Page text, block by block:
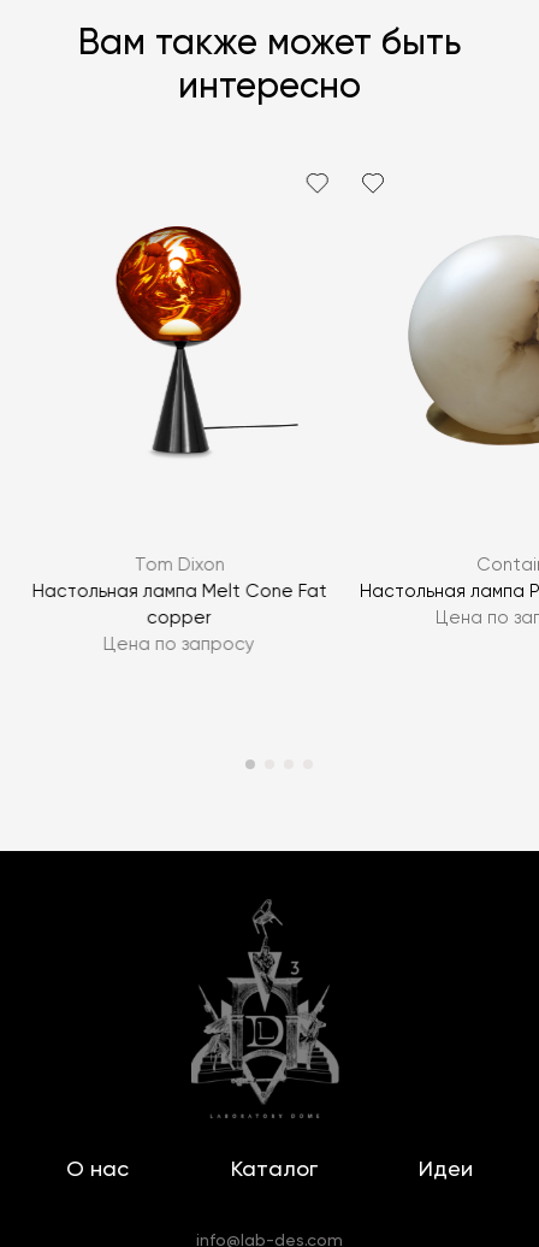
Вам также может быть
интересно
Tom Dixon
Настольная лампа Melt Cone Fat
copper
Цена по запросу
Настольная лампа
Цена по
О нас Каталог Идеи
info@lab-des.com